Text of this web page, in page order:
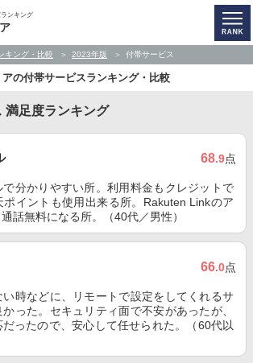
ンキング
キング・比較 2023年版 付帯サービス
アの付帯サービスランキング・比較
満足度ランキング
68.9点
分かりやすい所。利用料金もクレジットで
イントも使用出来る所。Rakuten Linkのア
話無料になる所。（40代／男性）
66.0点
時などに、リモートで設定をしてくれるサ
った。セキュリティ面で不安があったが、
ったので、安心して任せられた。（60代以